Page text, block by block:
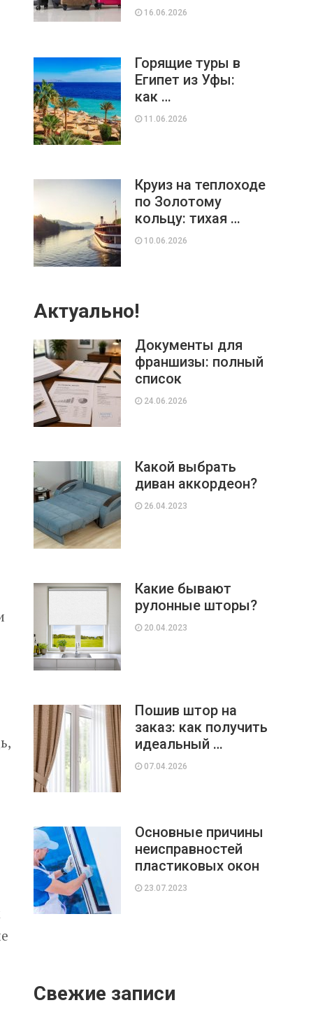
16.06.2026
Горящие туры в
Египет из Уфы:
как …
11.06.2026
Круиз на теплоходе
по Золотому
кольцу: тихая …
10.06.2026
Актуально!
Документы для
франшизы: полный
список
24.06.2026
Какой выбрать
диван аккордеон?
26.04.2023
Какие бывают
рулонные шторы?
20.04.2023
Пошив штор на
заказ: как получить
идеальный …
07.04.2026
Основные причины
неисправностей
пластиковых окон
23.07.2023
Свежие записи